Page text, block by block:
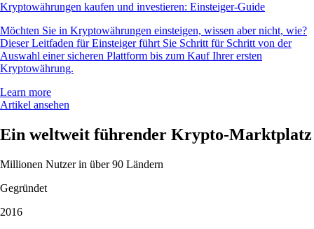
Kryptowährungen kaufen und investieren: Einsteiger-Guide
Möchten Sie in Kryptowährungen einsteigen, wissen aber nicht, wie?
Dieser Leitfaden für Einsteiger führt Sie Schritt für Schritt von der
Auswahl einer sicheren Plattform bis zum Kauf Ihrer ersten
Kryptowährung.
Learn more
Artikel ansehen
Ein weltweit führender Krypto-Marktplatz
Millionen Nutzer in über 90 Ländern
Gegründet
2016